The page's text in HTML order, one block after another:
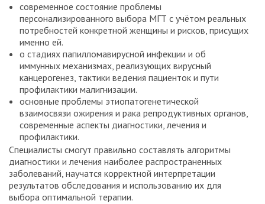
современное состояние проблемы
персонализированного выбора МГТ с учётом реальных
потребностей конкретной женщины и рисков, присущих
именно ей.
о стадиях папилломавирусной инфекции и об
иммунных механизмах, реализующих вирусный
канцерогенез, тактики ведения пациенток и пути
профилактики малигнизации.
основные проблемы этиопатогенетической
взаимосвязи ожирения и рака репродуктивных органов,
современные аспекты диагностики, лечения и
профилактики.
Специалисты смогут правильно составлять алгоритмы
диагностики и лечения наиболее распространенных
заболеваний, научатся корректной интерпретации
результатов обследования и использованию их для
выбора оптимальной терапии.